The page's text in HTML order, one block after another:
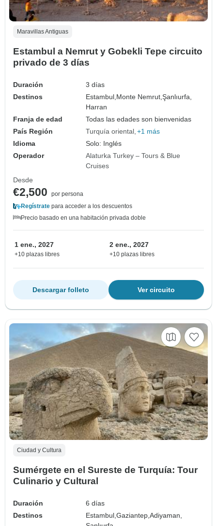
Maravillas Antiguas
Estambul a Nemrut y Gobekli Tepe circuito
privado de 3 días
Duración
3 días
Destinos
Estambul,Monte Nemrut,Şanlıurfa,
Harran
Franja de edad
Todas las edades son bienvenidas
País Región
Turquía oriental +1 más
Idioma
Solo: Inglés
Operador
Alaturka Turkey – Tours & Blue
Cruises
Desde
€2,500
por persona
Regístrate para acceder a los descuentos
Precio basado en una habitación privada doble
1 ene., 2027
+10 plazas libres
2 ene., 2027
+10 plazas libres
Ver circuito
Descargar folleto
Ciudad y Cultura
Sumérgete en el Sureste de Turquía: Tour
Culinario y Cultural
Duración
6 días
Destinos
Estambul,Gaziantep,Adiyaman,